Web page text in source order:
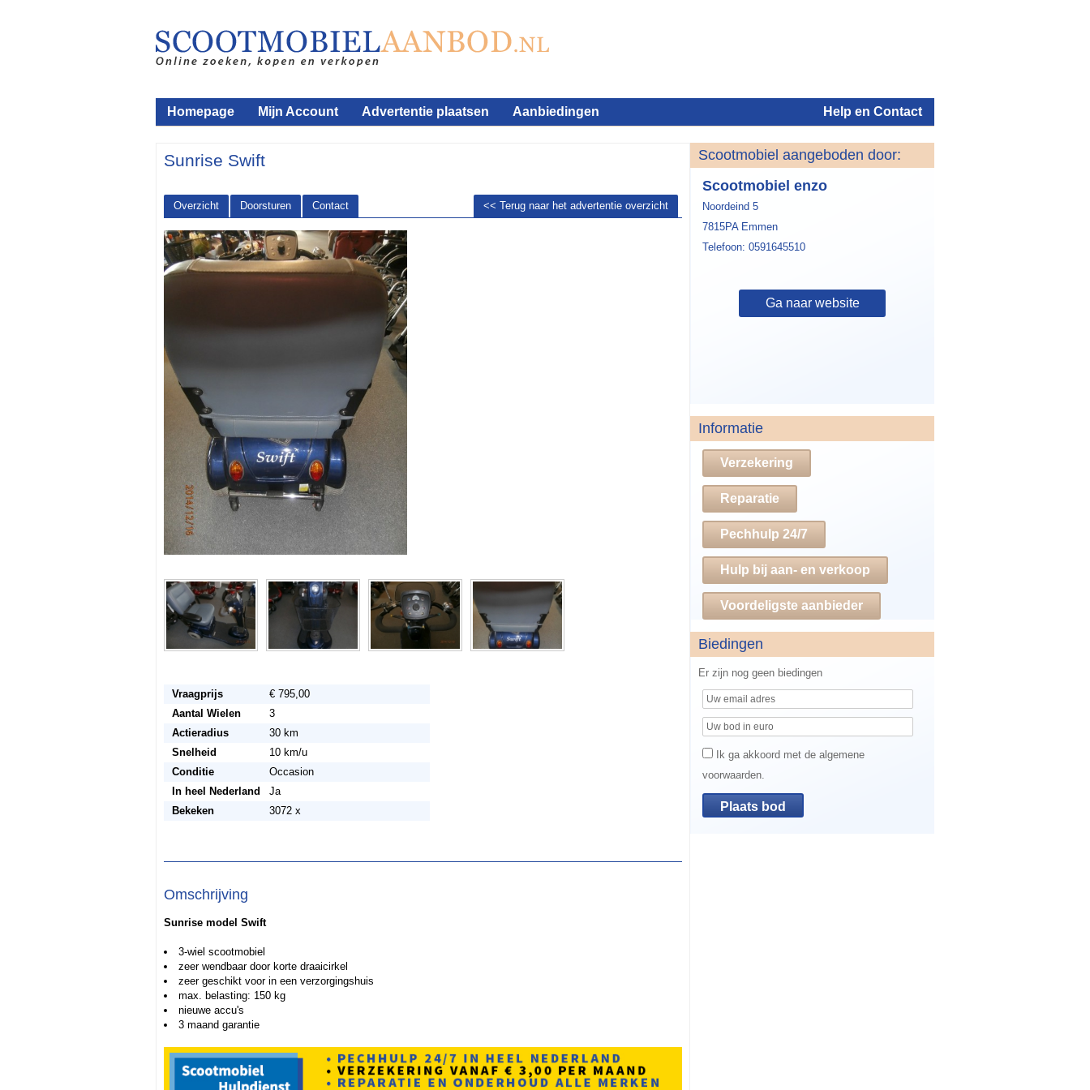
Homepage Mijn Account Advertentie plaatsen Aanbiedingen Help en Contact
Sunrise Swift
Overzicht Doorsturen Contact << Terug naar het advertentie overzicht
Vraagprijs
€ 795,00
Aantal Wielen
3
Actieradius
30 km
Snelheid
10 km/u
Conditie
Occasion
In heel Nederland
Ja
Bekeken
3072 x
Omschrijving
Sunrise model Swift
3-wiel scootmobiel
zeer wendbaar door korte draaicirkel
zeer geschikt voor in een verzorgingshuis
max. belasting: 150 kg
nieuwe accu's
3 maand garantie
Scootmobiel aangeboden door:
Scootmobiel enzo
Noordeind 5
7815PA Emmen
Telefoon: 0591645510
Ga naar website
Informatie
Verzekering
Reparatie
Pechhulp 24/7
Hulp bij aan- en verkoop
Voordeligste aanbieder
Biedingen
Er zijn nog geen biedingen
Ik ga akkoord met de algemene
voorwaarden.